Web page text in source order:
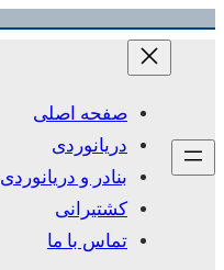
رفتن
صفحه اصلی
دریانوردی
بنادر و دریانوردی
کشتیرانی
تماس با ما